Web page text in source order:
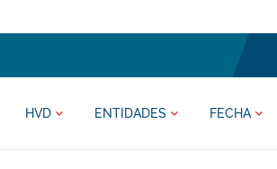
HVD ENTIDADES FECHA